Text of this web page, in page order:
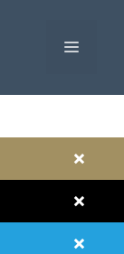
MENÜ
×
×
×